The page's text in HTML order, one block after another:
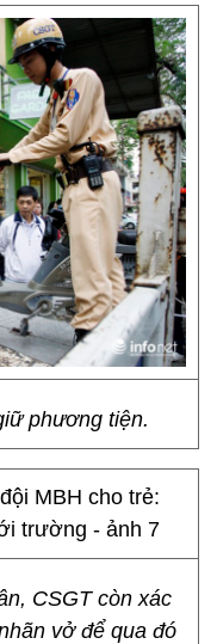
phương tiện.
CSGT còn xác
vở để qua đó